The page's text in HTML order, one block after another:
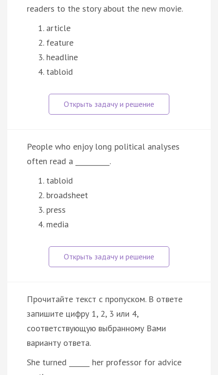
readers to the story about the new movie.
article
feature
headline
tabloid
People who enjoy long political analyses
often read a __________.
tabloid
broadsheet
press
media
Прочитайте текст с пропуском. В ответе
запишите цифру 1, 2, 3 или 4,
соответствующую выбранному Вами
варианту ответа.
She turned ______ her professor for advice